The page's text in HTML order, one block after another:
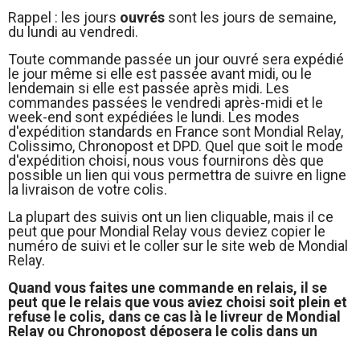
Rappel : les jours ouvrés sont les jours de semaine,
du lundi au vendredi.
Toute commande passée un jour ouvré sera expédié
le jour même si elle est passée avant midi, ou le
lendemain si elle est passée après midi. Les
commandes passées le vendredi après-midi et le
week-end sont expédiées le lundi. Les modes
d'expédition standards en France sont Mondial Relay,
Colissimo, Chronopost et DPD. Quel que soit le mode
d'expédition choisi, nous vous fournirons dès que
possible un lien qui vous permettra de suivre en ligne
la livraison de votre colis.
La plupart des suivis ont un lien cliquable, mais il ce
peut que pour Mondial Relay vous deviez copier le
numéro de suivi et le coller sur le site web de Mondial
Relay.
Quand vous faites une commande en relais, il se
peut que le relais que vous aviez choisi soit plein et
refuse le colis, dans ce cas là le livreur de Mondial
Relay ou Chronopost déposera le colis dans un